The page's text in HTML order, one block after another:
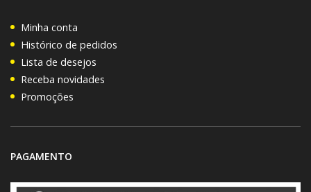
Minha conta
Histórico de pedidos
Lista de desejos
Receba novidades
Promoções
PAGAMENTO